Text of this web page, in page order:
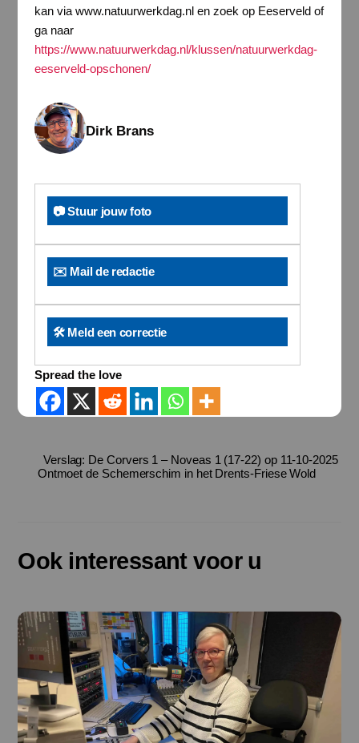
kan via www.natuurwerkdag.nl en zoek op Eeserveld of
ga naar
https://www.natuurwerkdag.nl/klussen/natuurwerkdag-
eeserveld-opschonen/
Dirk Brans
📷 Stuur jouw foto
✉️ Mail de redactie
🛠️ Meld een correctie
Spread the love
Verslag: De Corvers 1 – Noveas 1 (17-22) op 11-10-2025
Ontmoet de Schemerschim in het Drents-Friese Wold
Ook interessant voor u